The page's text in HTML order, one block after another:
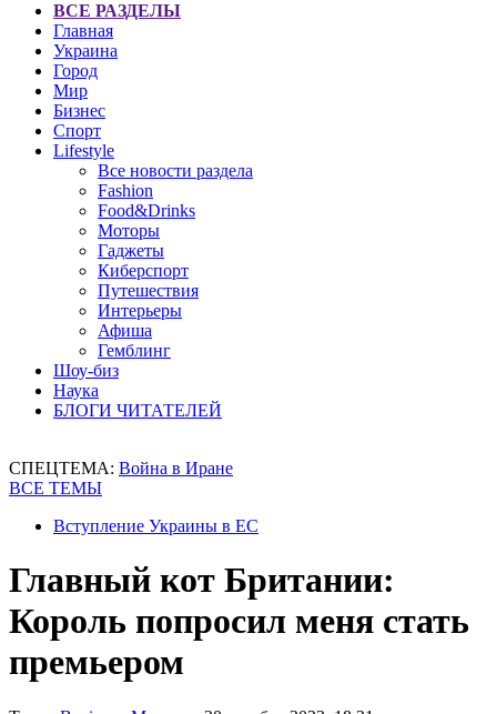
ВСЕ РАЗДЕЛЫ
Главная
Украина
Город
Мир
Бизнес
Спорт
Lifestyle
Все новости раздела
Fashion
Food&Drinks
Моторы
Гаджеты
Киберспорт
Путешествия
Интерьеры
Афиша
Гемблинг
Шоу-биз
Наука
БЛОГИ ЧИТАТЕЛЕЙ
СПЕЦТЕМА: Война в Иране
ВСЕ ТЕМЫ
Вступление Украины в ЕС
Главный кот Британии:
Король попросил меня стать
премьером